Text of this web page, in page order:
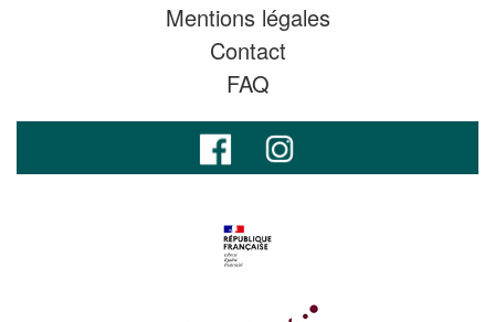
Mentions légales
Contact
FAQ